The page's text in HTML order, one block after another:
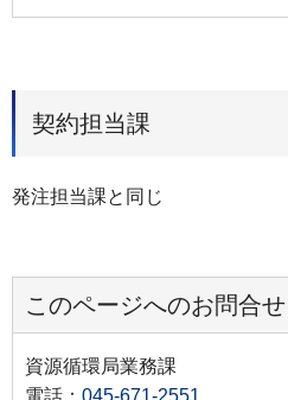
契約担当課
発注担当課と同じ
このページへのお問合せ
資源循環局業務課